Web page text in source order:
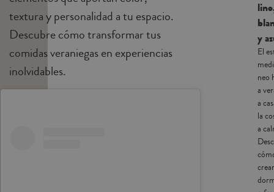
textura y personalidad a tu espacio.
Descubre cómo transformar tus
comidas veraniegas en experiencias
inolvidables.
y
El
neo
a
a
la
a